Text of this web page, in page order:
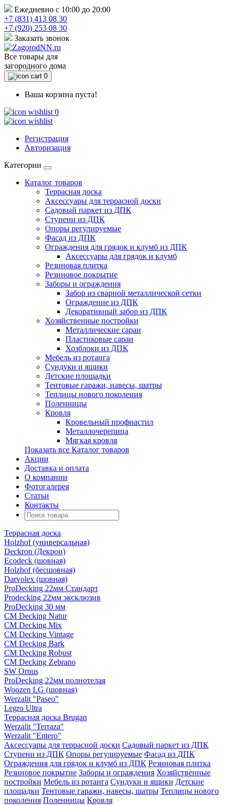
Ежедневно с 10:00 до 20:00
+7 (831) 413 08 30
+7 (920) 253 08 30
Заказать звонок
Все товары для
загородного дома
0
Ваша корзина пуста!
0
Регистрация
Авторизация
Категории
Каталог товаров
Террасная доска
Аксессуары для террасной доски
Садовый паркет из ДПК
Ступени из ДПК
Опоры регулируемые
Фасад из ДПК
Ограждения для грядок и клумб из ДПК
Аксессуары для грядок и клумб
Резиновая плитка
Резиновое покрытие
Заборы и ограждения
Забор из сварной металлической сетки
Ограждение из ДПК
Декоративный забор из ДПК
Хозяйственные постройки
Металлические сараи
Пластиковые сараи
Хозблоки из ДПК
Мебель из ротанга
Сундуки и ящики
Детские площадки
Тентовые гаражи, навесы, шатры
Теплицы нового поколения
Поленницы
Кровля
Кровельный профнастил
Металлочерепица
Мягкая кровля
Показать все Каталог товаров
Акции
Доставка и оплата
О компании
Фотогалерея
Статьи
Контакты
Террасная доска
Holzhof (универсальная)
Deckron (Декрон)
Ecodeck (шовная)
Holzhof (бесшовная)
Darvolex (шовная)
ProDecking 22мм Стандарт
Prodecking 22мм эксклюзив
ProDecking 30 мм
CM Decking Natur
CM Decking Mix
CM Decking Vintage
CM Decking Bark
CM Decking Robust
CM Decking Zebrano
SW Ornus
ProDecking 22мм полнотелая
Woozen LG (шовная)
Werzalit "Paseo"
Legro Ultra
Террасная доска Brugan
Werzalit "Terraza"
Werzalit "Entero"
Аксессуары для террасной доски Садовый паркет из ДПК
Ступени из ДПК Опоры регулируемые Фасад из ДПК
Ограждения для грядок и клумб из ДПК Резиновая плитка
Резиновое покрытие Заборы и ограждения Хозяйственные
постройки Мебель из ротанга Сундуки и ящики Детские
площадки Тентовые гаражи, навесы, шатры Теплицы нового
поколения Поленницы Кровля